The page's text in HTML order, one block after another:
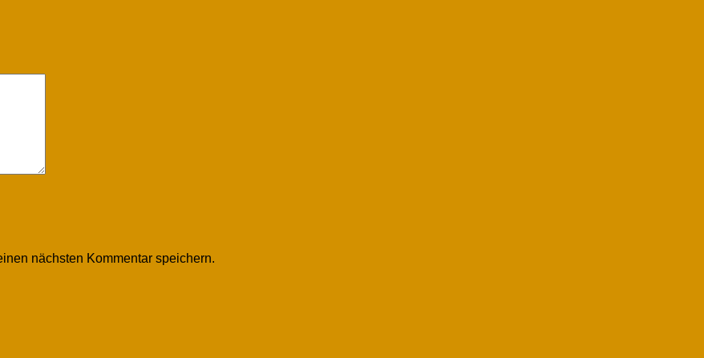
nächsten Kommentar speichern.